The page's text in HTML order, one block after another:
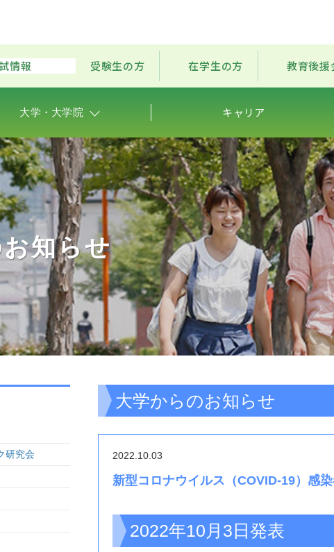
情報 受験生の方 在学生の方 教育後援
大学・大学院 キャリア
知らせ
大学からのお知らせ
2022.10.03
新型コロナウイルス（COVID-19）感
2022年10月3日発表
研究会